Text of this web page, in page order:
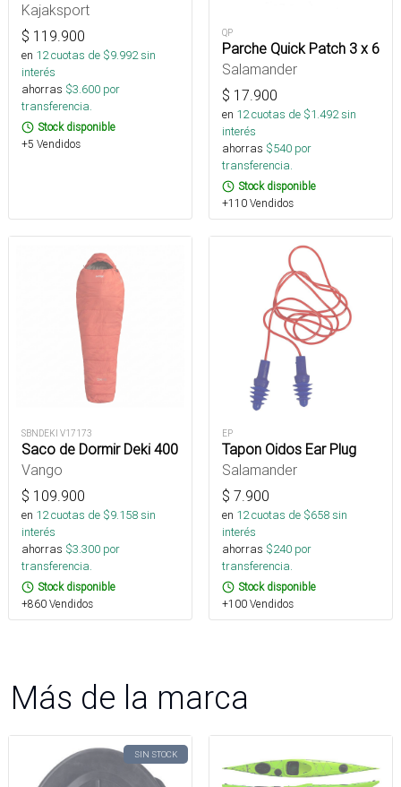
Kajaksport
$ 119.900
en 12cuotas de $9.992sin
interés
ahorras $3.600 por
transferencia.
Stock disponible
+5 Vendidos
QP
Parche Quick Patch 3 x 6
Salamander
$ 17.900
en 12cuotas de $1.492sin
interés
ahorras $540 por
transferencia.
Stock disponible
+110 Vendidos
SBNDEKI V17173
Saco de Dormir Deki 400
Vango
$ 109.900
en 12cuotas de $9.158sin
interés
ahorras $3.300 por
transferencia.
Stock disponible
+860 Vendidos
EP
Tapon Oidos Ear Plug
Salamander
$ 7.900
en 12cuotas de $658sin
interés
ahorras $240 por
transferencia.
Stock disponible
+100 Vendidos
Más de la marca
SIN STOCK